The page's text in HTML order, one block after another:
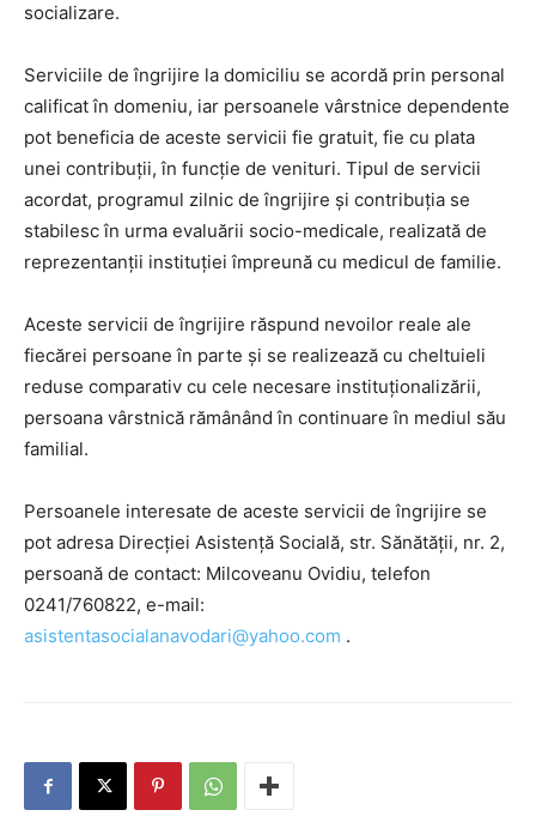
socializare.
Serviciile de îngrijire la domiciliu se acordă prin personal
calificat în domeniu, iar persoanele vârstnice dependente
pot beneficia de aceste servicii fie gratuit, fie cu plata
unei contribuții, în funcție de venituri. Tipul de servicii
acordat, programul zilnic de îngrijire și contribuția se
stabilesc în urma evaluării socio-medicale, realizată de
reprezentanții instituției împreună cu medicul de familie.
Aceste servicii de îngrijire răspund nevoilor reale ale
fiecărei persoane în parte și se realizează cu cheltuieli
reduse comparativ cu cele necesare instituționalizării,
persoana vârstnică rămânând în continuare în mediul său
familial.
Persoanele interesate de aceste servicii de îngrijire se
pot adresa Direcției Asistență Socială, str. Sănătății, nr. 2,
persoană de contact: Milcoveanu Ovidiu, telefon
0241/760822, e-mail:
asistentasocialanavodari@yahoo.com .